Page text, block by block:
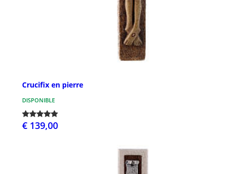
Crucifix en pierre
DISPONIBLE
€ 139,00